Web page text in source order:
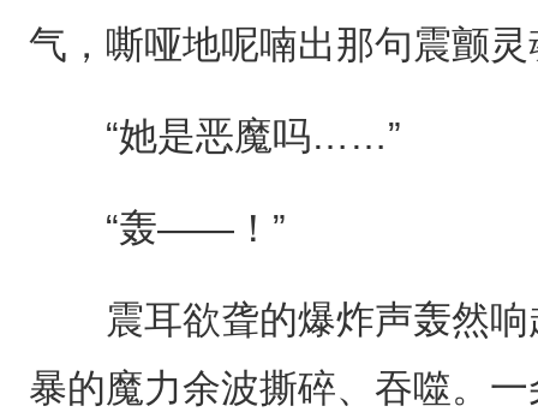
气，嘶哑地呢喃出那句震颤
“她是恶魔吗……”
“轰——！”
震耳欲聋的爆炸声轰然响
暴的魔力余波撕碎、吞噬。